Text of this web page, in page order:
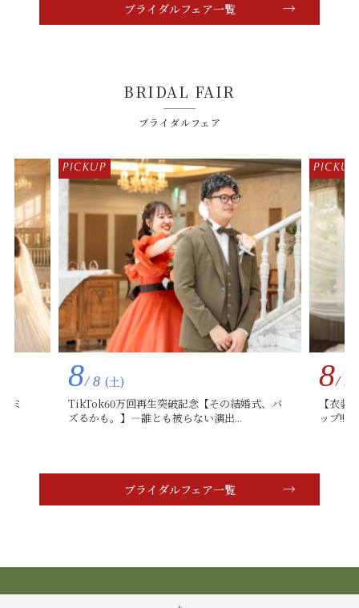
ブライダルフェア一覧
BRIDAL FAIR
ブライダルフェア
念【その結婚式、バ
らない演出...
PICKUP
【衣装重視の方必見!!】県内最大のドレスシ
ップ!!衣装試着スペシャルフェア
ブライダルフェア一覧